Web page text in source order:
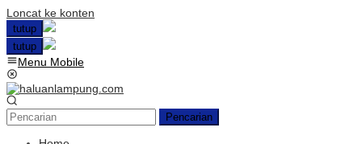
Loncat ke konten
tutup
tutup
Menu Mobile
Pencarian